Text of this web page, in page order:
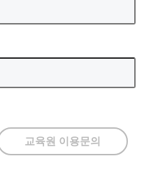
교육원 이용문의